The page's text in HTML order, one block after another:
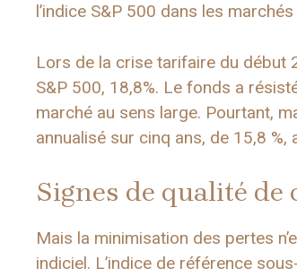
l’indice S&P 500 dans les
Lors de la crise tarifaire du début
S&P 500, 18,8%. Le fonds a
marché au sens large. Pourtant,
annualisé sur cinq ans, de 15,8 %,
Signes de qualité de
Mais la minimisation des pertes
indiciel. L’indice de référence